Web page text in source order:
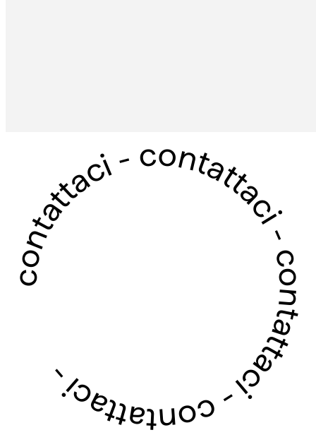
contattaci - contattaci - contattaci - contattaci -